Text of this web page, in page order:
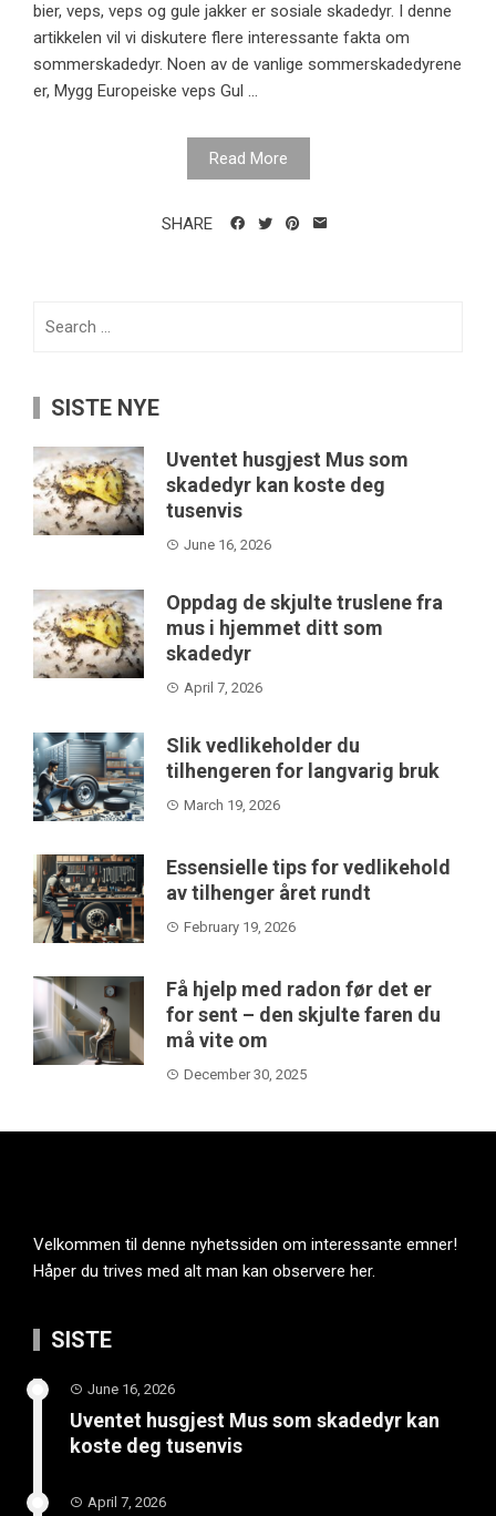
bier, veps, veps og gule jakker er sosiale skadedyr. I denne
artikkelen vil vi diskutere flere interessante fakta om
sommerskadedyr. Noen av de vanlige sommerskadedyrene
er, Mygg Europeiske veps Gul ...
Read More
SHARE
SISTE NYE
Uventet husgjest Mus som
skadedyr kan koste deg
tusenvis
June 16, 2026
Oppdag de skjulte truslene fra
mus i hjemmet ditt som
skadedyr
April 7, 2026
Slik vedlikeholder du
tilhengeren for langvarig bruk
March 19, 2026
Essensielle tips for vedlikehold
av tilhenger året rundt
February 19, 2026
Få hjelp med radon før det er
for sent – den skjulte faren du
må vite om
December 30, 2025
Velkommen til denne nyhetssiden om interessante emner!
Håper du trives med alt man kan observere her.
SISTE
June 16, 2026
Uventet husgjest Mus som skadedyr kan
koste deg tusenvis
April 7, 2026